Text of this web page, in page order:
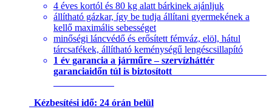
4 éves kortól és 80 kg alatt bárkinek ajánljuk
állítható gázkar, így be tudja állítani gyermekének a
kellő maximális sebességet
minőségi láncvédő és erősített fémváz, elöl, hátul
tárcsafékek, állítható keménységű lengéscsillapító
1 év garancia a járműre – szervízháttér
garanciaidőn túl is biztosított
Kézbesítési idő: 24 órán belül